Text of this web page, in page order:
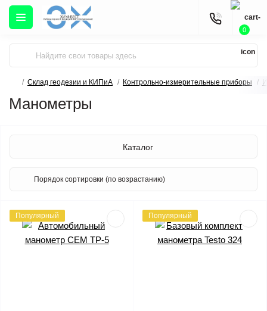
0
Склад геодезии и КИПиА Контрольно-измерительные приборы
Манометры
Каталог
Популярный Популярный